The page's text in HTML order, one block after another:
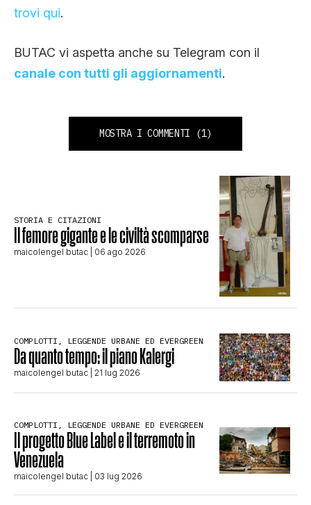
trovi qui.
BUTAC vi aspetta anche su Telegram con il
canale con tutti gli aggiornamenti.
MOSTRA I COMMENTI (1)
STORIA E CITAZIONI
Il femore gigante e le civiltà scomparse
maicolengel butac | 06 ago 2026
COMPLOTTI, LEGGENDE URBANE ED EVERGREEN
Da quanto tempo: il piano Kalergi
maicolengel butac | 21 lug 2026
COMPLOTTI, LEGGENDE URBANE ED EVERGREEN
Il progetto Blue Label e il terremoto in
Venezuela
maicolengel butac | 03 lug 2026